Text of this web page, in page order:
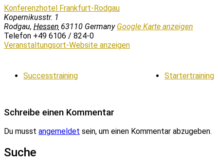
Konferenzhotel Frankfurt-Rodgau
Kopernikusstr. 1
Rodgau, Hessen 63110 Germany Google Karte anzeigen
Telefon +49 6106 / 824-0
Veranstaltungsort-Website anzeigen
Successtraining Startertraining
Schreibe einen Kommentar
Du musst angemeldet sein, um einen Kommentar abzugeben.
Suche